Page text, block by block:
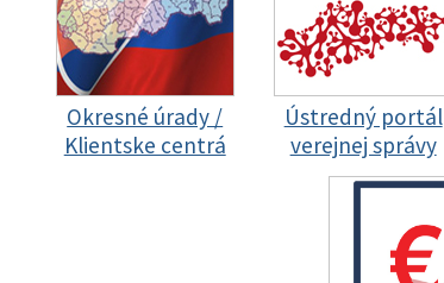
Okresné úrady /
Klientske centrá
Ústredný portál
verejnej správy